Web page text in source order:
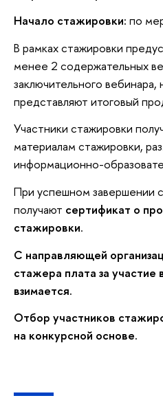
Начало стажировки: по
В рамках стажировки
менее 2 содержательных
заключительного вебинара,
представляют итоговый
Участники стажировки
материалам стажировки,
информационно-
При успешном завершении
получают сертификат о
стажировки.
С направляющей
стажера плата за участие
взимается.
Отбор участников
на конкурсной основе.